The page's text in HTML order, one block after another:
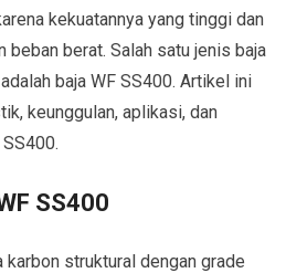
kekuatannya yang tinggi dan
beban berat. Salah satu jenis baja
baja WF SS400. Artikel ini
keunggulan, aplikasi, dan
SS400
karbon struktural dengan grade